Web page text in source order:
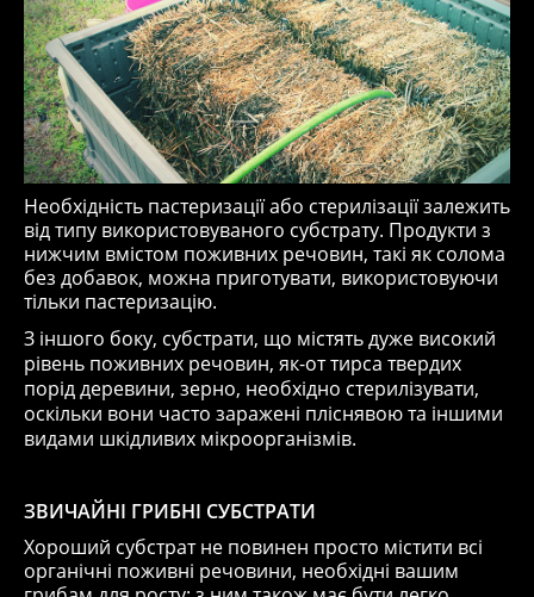
Необхідність пастеризації або стерилізації залежить
від типу використовуваного субстрату. Продукти з
нижчим вмістом поживних речовин, такі як солома
без добавок, можна приготувати, використовуючи
тільки пастеризацію.
З іншого боку, субстрати, що містять дуже високий
рівень поживних речовин, як-от тирса твердих
порід деревини, зерно, необхідно стерилізувати,
оскільки вони часто заражені пліснявою та іншими
видами шкідливих мікроорганізмів.
ЗВИЧАЙНІ ГРИБНІ СУБСТРАТИ
Хороший субстрат не повинен просто містити всі
органічні поживні речовини, необхідні вашим